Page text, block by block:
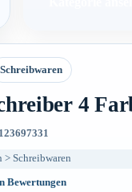
Schreibwaren
4
> Schreibwaren
Bewertungen